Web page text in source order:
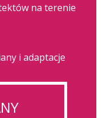
na terenie
i adaptacje